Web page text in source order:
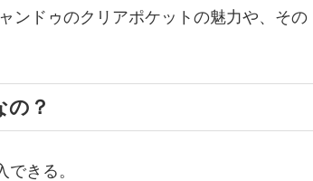
ンドゥのクリアポケットの魅力や、その
？
きる。